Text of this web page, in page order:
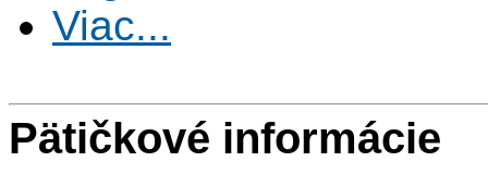
Viac...
Pätičkové informácie